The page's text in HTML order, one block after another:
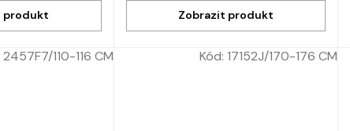
2457F7/110-116 CM Kód: 17152J/170-176 CM